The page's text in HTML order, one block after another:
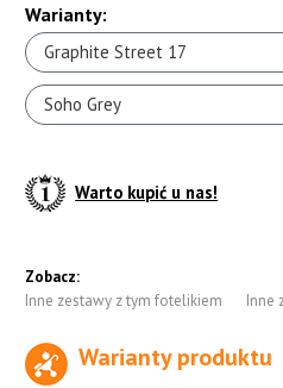
Warianty:
Graphite Street 17
Soho Grey
Warto kupić u nas!
Zobacz:
Inne zestawy z tym fotelikiem
Inne
do koszyka
Warianty produktu